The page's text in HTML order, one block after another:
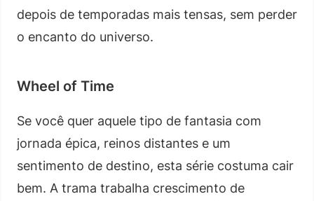
depois de temporadas mais tensas, sem perder
o encanto do universo.
Wheel of Time
Se você quer aquele tipo de fantasia com
jornada épica, reinos distantes e um
sentimento de destino, esta série costuma cair
bem. A trama trabalha crescimento de